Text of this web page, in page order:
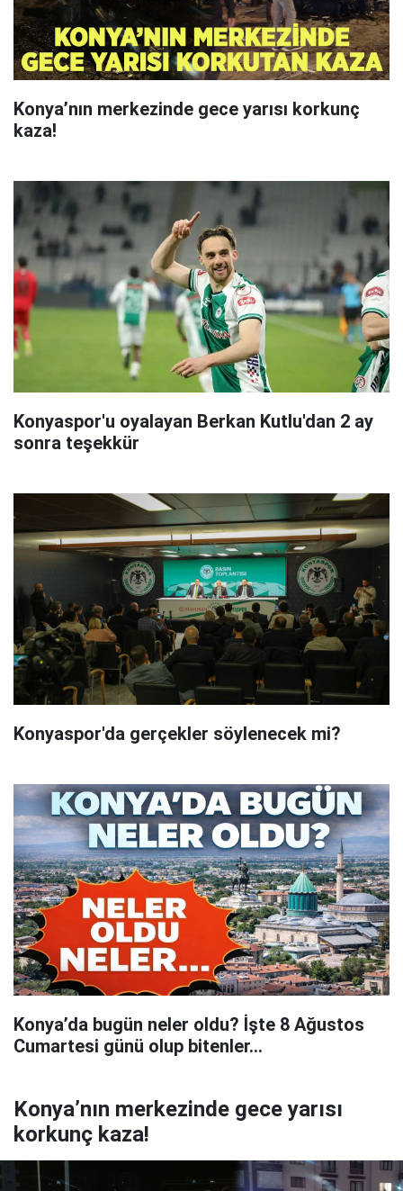
Konya’nın merkezinde gece yarısı korkunç
kaza!
Konyaspor'u oyalayan Berkan Kutlu'dan 2 ay
sonra teşekkür
Konyaspor'da gerçekler söylenecek mi?
Konya’da bugün neler oldu? İşte 8 Ağustos
Cumartesi günü olup bitenler…
Konya’nın merkezinde gece yarısı
korkunç kaza!